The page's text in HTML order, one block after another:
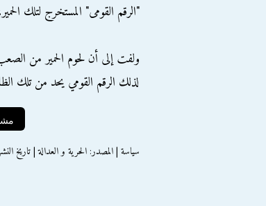
"الرقم القومى" المستخرج لتلك
ولفت إلى أن لحوم الحمير من
لذلك الرقم القومي يحد من تلك
سياسة | المصدر: الحرية و العدالة | تاريخ النشر :